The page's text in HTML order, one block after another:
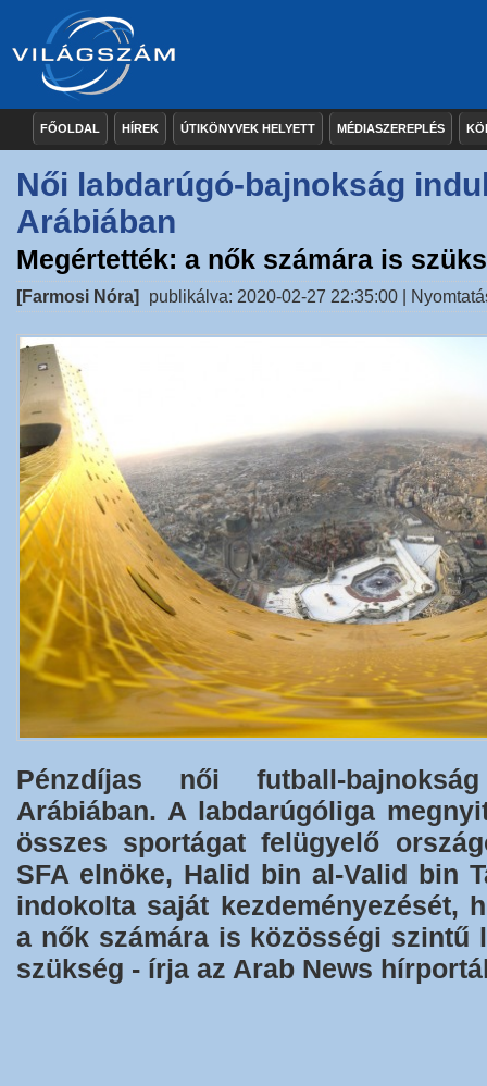
FŐOLDAL HÍREK ÚTIKÖNYVEK HELYETT MÉDIASZEREPLÉS
Női labdarúgó-bajnokság
Arábiában
Megértették: a nők számára is
[Farmosi Nóra] publikálva: 2020-02-27 22:35:00 |
Pénzdíjas női futball-
Arábiában. A labdarúgóliga
összes sportágat felügyelő
SFA elnöke, Halid bin al-Valid bin
indokolta saját kezdeményezését,
a nők számára is közösségi szintű
szükség - írja az Arab News